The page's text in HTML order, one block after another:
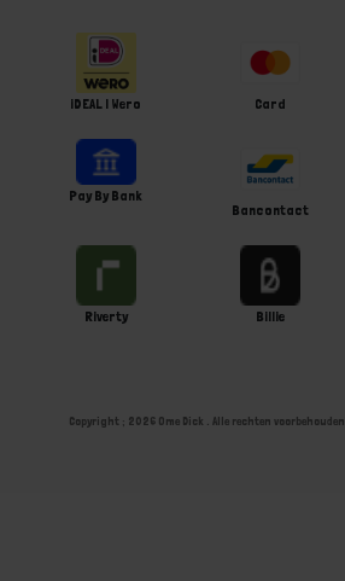
iDEAL | Wero Card
Pay By Bank
Bancontact
Riverty Billie
Copyright ; 2026 Ome Dick . Alle rechten voorbehouden